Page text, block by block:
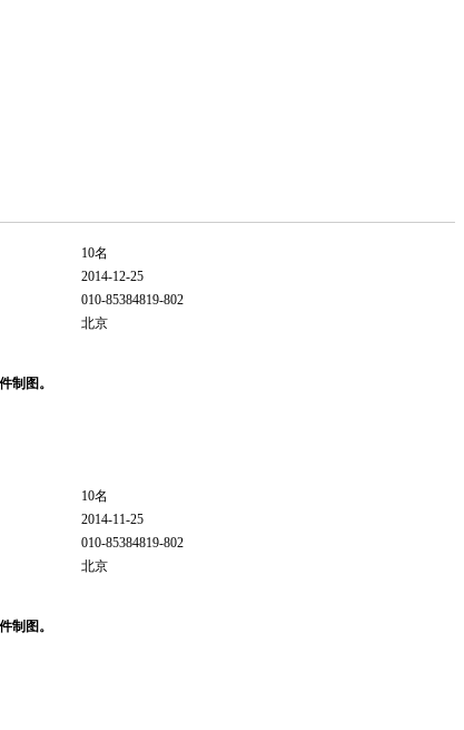
10名
2014-12-25
010-85384819-802
北京
制图。
10名
2014-11-25
010-85384819-802
北京
制图。